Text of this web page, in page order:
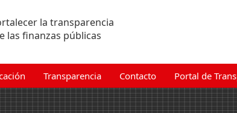
la transparencia
las finanzas públicas
Transparencia Contacto Portal de